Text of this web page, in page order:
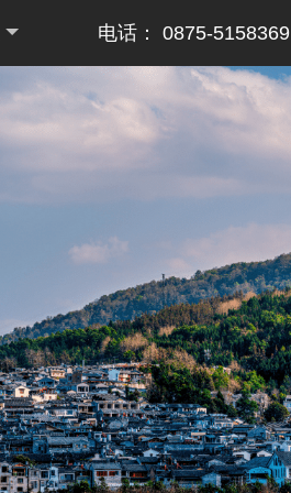
电话： 0875-5158369